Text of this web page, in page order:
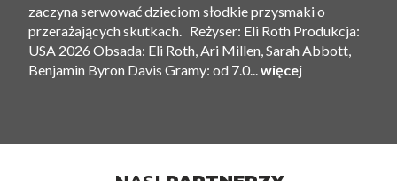
zaczyna serwować dzieciom słodkie przysmaki o
przerażających skutkach. Reżyser: Eli Roth Produkcja:
USA 2026 Obsada: Eli Roth, Ari Millen, Sarah Abbott,
Benjamin Byron Davis Gramy: od 7.0...więcej